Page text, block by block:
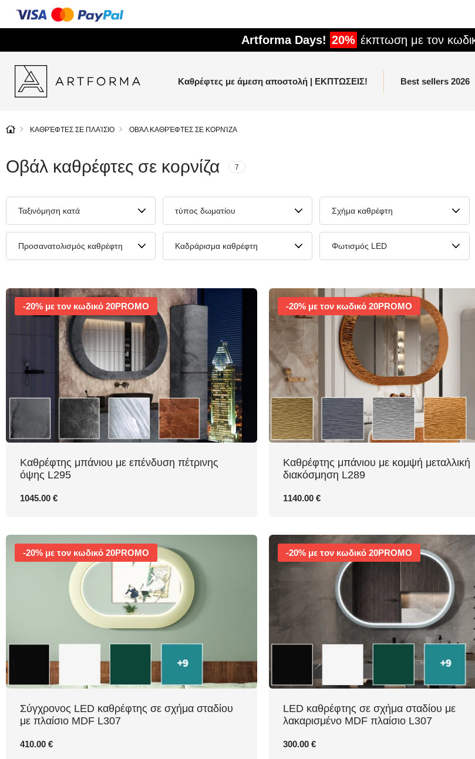
Artforma Days! 20% έκπτωση με τον
Καθρέφτες με άμεση αποστολή | ΕΚΠΤΩΣΕΙΣ! Best sellers 2026
ΚΑΘΡΈΦΤΕΣ ΣΕ ΠΛΑΊΣΙΟ ΟΒΆΛ ΚΑΘΡΈΦΤΕΣ ΣΕ ΚΟΡΝΊΖΑ
Οβάλ καθρέφτες σε κορνίζα 7
Ταξινόμηση κατά τύπος δωματίου Σχήμα καθρέφτη
Προσανατολισμός καθρέφτη Καδράρισμα καθρέφτη Φωτισμός LED
-20% με τον κωδικό 20PROMO
Καθρέφτης μπάνιου με επένδυση πέτρινης
όψης L295
1045.00 €
-20% με τον κωδικό 20PROMO
Καθρέφτης μπάνιου με κομψή μεταλλική
διακόσμηση L289
1140.00 €
-20% με τον κωδικό 20PROMO
Σύγχρονος LED καθρέφτης σε σχήμα σταδίου
με πλαίσιο MDF L307
410.00 €
-20% με τον κωδικό 20PROMO
LED καθρέφτης σε σχήμα σταδίου με
λακαρισμένο MDF πλαίσιο L307
300.00 €